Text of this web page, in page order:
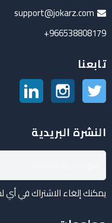
support@jokarz.com
966538808179+
تابعنا
تويتر انستغرام
النشرة البريدية
يمكنك إلغاء الاشتراك في أي